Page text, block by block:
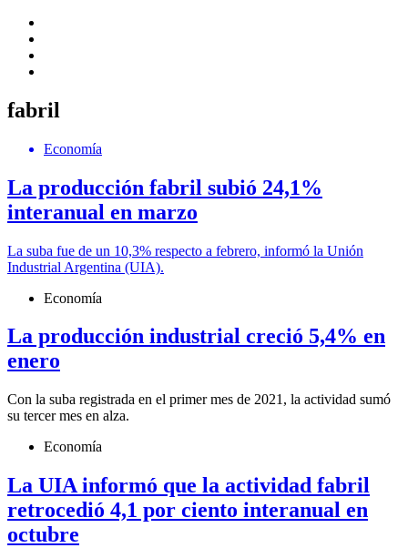
fabril
Economía
La producción fabril subió 24,1%
interanual en marzo
La suba fue de un 10,3% respecto a febrero, informó la Unión
Industrial Argentina (UIA).
Economía
La producción industrial creció 5,4% en
enero
Con la suba registrada en el primer mes de 2021, la actividad sumó
su tercer mes en alza.
Economía
La UIA informó que la actividad fabril
retrocedió 4,1 por ciento interanual en
octubre